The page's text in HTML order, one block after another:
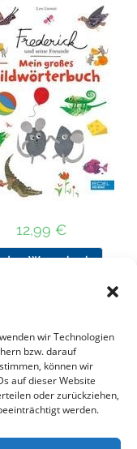
wir Technologien
bzw. darauf
können wir
auf dieser Website
oder zurückziehen,
werden.
12,99 €
den Warenkorb